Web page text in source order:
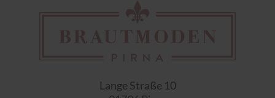
Lange Straße 10